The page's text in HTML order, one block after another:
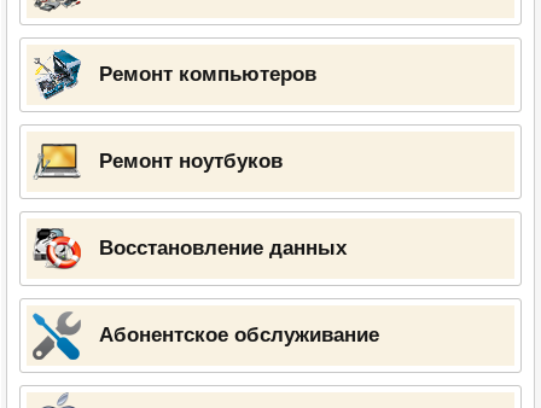
Ремонт компьютеров
Ремонт ноутбуков
Восстановление данных
Абонентское обслуживание